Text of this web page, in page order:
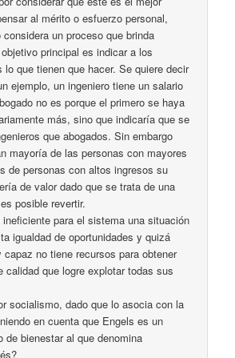
al mérito o esfuerzo personal,
un proceso que brinda
principal es indicar a los
lo que tienen que hacer. Se quiere decir
ejemplo, un ingeniero tiene un salario
no es porque el primero se haya
más, sino que indicaría que se
que abogados. Sin embargo
mayoría de las personas con mayores
de personas con altos ingresos su
de valor dado que se trata de una
posible revertir.
para el sistema una situación
igualdad de oportunidades y quizá
capaz no tiene recursos para obtener
calidad que logre explotar todas sus
socialismo, dado que lo asocia con la
en cuenta que Engels es un
de bienestar al que denomina